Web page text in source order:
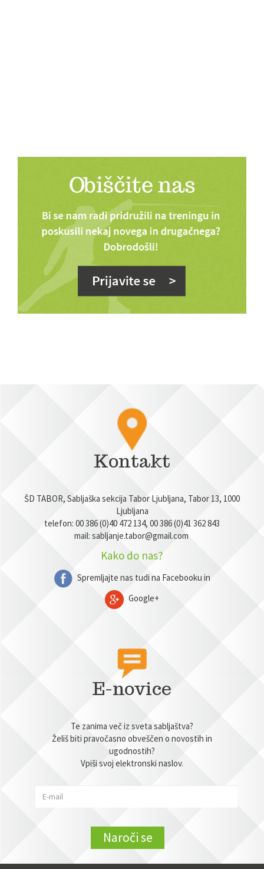
Kontakt
ŠD TABOR, Sabljaška sekcija Tabor Ljubljana, Tabor 13, 1000
Ljubljana
telefon: 00 386 (0)40 472 134, 00 386 (0)41 362 843
mail: sabljanje.tabor@gmail.com
Kako do nas?
Spremljajte nas tudi na Facebooku in
Google+
E-novice
Te zanima več iz sveta sabljaštva?
Želiš biti pravočasno obveščen o novostih in
ugodnostih?
Vpiši svoj elektronski naslov.
Naroči se